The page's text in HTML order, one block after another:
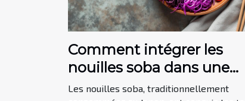
Comment intégrer les
nouilles soba dans une
alimentation équilibrée
Les nouilles soba, traditionnellement